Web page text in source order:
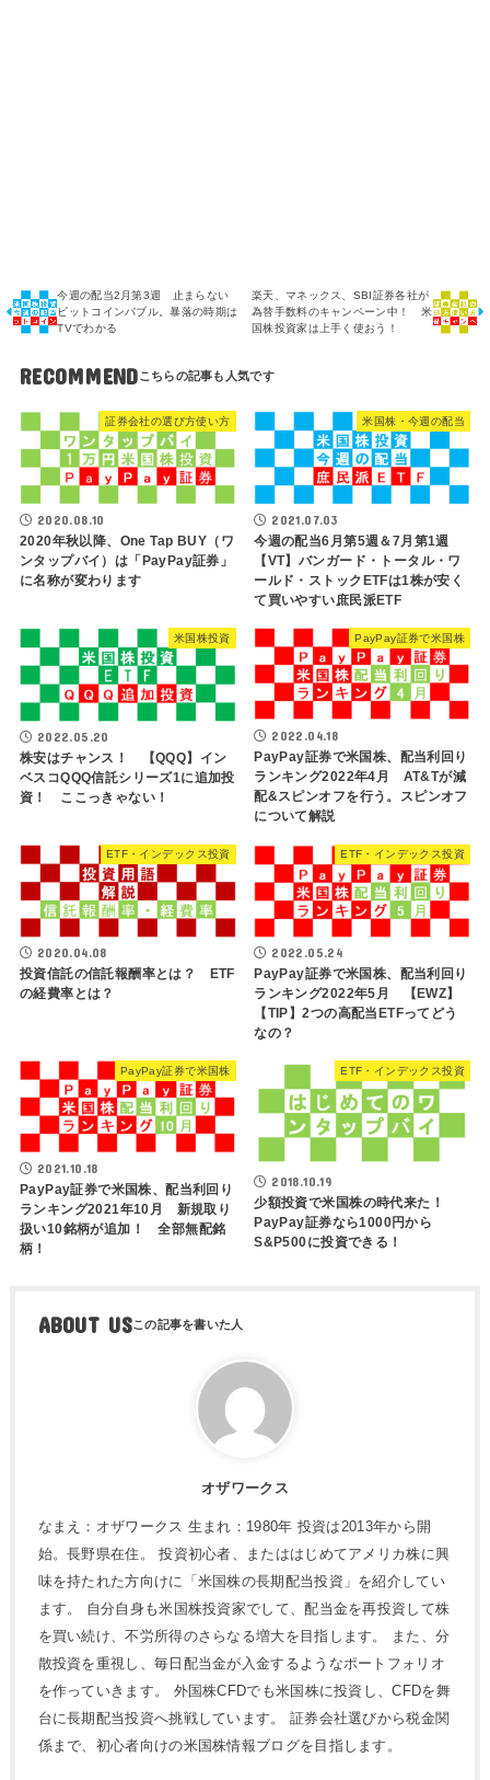
今週の配当2月第3週 止まらない
ビットコインバブル。暴落の時期は
TVでわかる
楽天、マネックス、SBI証券各社が
為替手数料のキャンペーン中！ 米
国株投資家は上手く使おう！
RECOMMEND
証券会社の選び方使い方
2020.08.10
2020年秋以降、One Tap BUY（ワ
ンタップバイ）は「PayPay証券」
に名称が変わります
米国株・今週の配当
2021.07.03
今週の配当6月第5週＆7月第1週
【VT】バンガード・トータル・ワ
ールド・ストックETFは1株が安く
て買いやすい庶民派ETF
米国株投資
2022.05.20
株安はチャンス！ 【QQQ】イン
ベスコQQQ信託シリーズ1に追加投
資！ ここっきゃない！
PayPay証券で米国株
2022.04.18
PayPay証券で米国株、配当利回り
ランキング2022年4月 AT&Tが減
配&スピンオフを行う。スピンオフ
について解説
ETF・インデックス投資
2020.04.08
投資信託の信託報酬率とは？ ETF
の経費率とは？
ETF・インデックス投資
2022.05.24
PayPay証券で米国株、配当利回り
ランキング2022年5月 【EWZ】
【TIP】2つの高配当ETFってどう
なの？
PayPay証券で米国株
2021.10.18
PayPay証券で米国株、配当利回り
ランキング2021年10月 新規取り
扱い10銘柄が追加！ 全部無配銘
柄！
ETF・インデックス投資
2018.10.19
少額投資で米国株の時代来た！
PayPay証券なら1000円から
S&P500に投資できる！
ABOUT US
オザワークス
なまえ：オザワークス 生まれ：1980年 投資は2013年から開
始。長野県在住。 投資初心者、またははじめてアメリカ株に興
味を持たれた方向けに「米国株の長期配当投資」を紹介してい
ます。 自分自身も米国株投資家でして、配当金を再投資して株
を買い続け、不労所得のさらなる増大を目指します。 また、分
散投資を重視し、毎日配当金が入金するようなポートフォリオ
を作っていきます。 外国株CFDでも米国株に投資し、CFDを舞
台に長期配当投資へ挑戦しています。 証券会社選びから税金関
係まで、初心者向けの米国株情報ブログを目指します。